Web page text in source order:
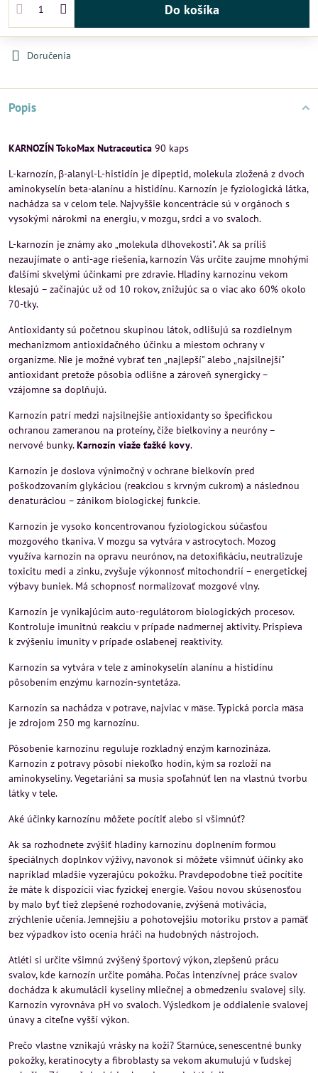
Do košíka
Doručenia
Popis
KARNOZÍN TokoMax Nutraceutica 90 kaps
L-karnozín, β-alanyl-L-histidín je dipeptid, molekula zložená z dvoch
aminokyselín beta-alanínu a histidínu. Karnozín je fyziologická látka,
nachádza sa v celom tele. Najvyššie koncentrácie sú v orgánoch s
vysokými nárokmi na energiu, v mozgu, srdci a vo svaloch.
L-karnozín je známy ako „molekula dlhovekosti". Ak sa príliš
nezaujímate o anti-age riešenia, karnozín Vás určite zaujme mnohými
ďalšími skvelými účinkami pre zdravie. Hladiny karnozínu vekom
klesajú – začínajúc už od 10 rokov, znižujúc sa o viac ako 60% okolo
70-tky.
Antioxidanty sú početnou skupinou látok, odlišujú sa rozdielnym
mechanizmom antioxidačného účinku a miestom ochrany v
organizme. Nie je možné vybrať ten „najlepší" alebo „najsilnejší"
antioxidant pretože pôsobia odlišne a zároveň synergicky –
vzájomne sa doplňujú.
Karnozín patrí medzi najsilnejšie antioxidanty so špecifickou
ochranou zameranou na proteíny, čiže bielkoviny a neuróny –
nervové bunky.Karnozín viaže ťažké kovy.
Karnozín je doslova výnimočný v ochrane bielkovín pred
poškodzovaním glykáciou (reakciou s krvným cukrom) a následnou
denaturáciou – zánikom biologickej funkcie.
Karnozín je vysoko koncentrovanou fyziologickou súčasťou
mozgového tkaniva. V mozgu sa vytvára v astrocytoch. Mozog
využíva karnozín na opravu neurónov, na detoxifikáciu, neutralizuje
toxicitu medi a zinku, zvyšuje výkonnosť mitochondrií – energetickej
výbavy buniek. Má schopnosť normalizovať mozgové vlny.
Karnozín je vynikajúcim auto-regulátorom biologických procesov.
Kontroluje imunitnú reakciu v prípade nadmernej aktivity. Prispieva
k zvýšeniu imunity v prípade oslabenej reaktivity.
Karnozín sa vytvára v tele z aminokyselín alanínu a histidínu
pôsobením enzýmu karnozín-syntetáza.
Karnozín sa nachádza v potrave, najviac v mäse. Typická porcia mäsa
je zdrojom 250 mg karnozínu.
Pôsobenie karnozínu reguluje rozkladný enzým karnozináza.
Karnozín z potravy pôsobí niekoľko hodín, kým sa rozloží na
aminokyseliny. Vegetariáni sa musia spoľahnúť len na vlastnú tvorbu
látky v tele.
Aké účinky karnozínu môžete pocítiť alebo si všimnúť?
Ak sa rozhodnete zvýšiť hladiny karnozínu doplnením formou
špeciálnych doplnkov výživy, navonok si môžete všimnúť účinky ako
napríklad mladšie vyzerajúcu pokožku. Pravdepodobne tiež pocítite
že máte k dispozícii viac fyzickej energie. Vašou novou skúsenosťou
by malo byť tiež zlepšené rozhodovanie, zvýšená motivácia,
zrýchlenie učenia. Jemnejšiu a pohotovejšiu motoriku prstov a pamäť
bez výpadkov isto ocenia hráči na hudobných nástrojoch.
Atléti si určite všimnú zvýšený športový výkon, zlepšenú prácu
svalov, kde karnozín určite pomáha. Počas intenzívnej práce svalov
dochádza k akumulácii kyseliny mliečnej a obmedzeniu svalovej sily.
Karnozín vyrovnáva pH vo svaloch. Výsledkom je oddialenie svalovej
únavy a citeľne vyšší výkon.
Prečo vlastne vznikajú vrásky na koži? Starnúce, senescentné bunky
pokožky, keratinocyty a fibroblasty sa vekom akumulujú v ľudskej